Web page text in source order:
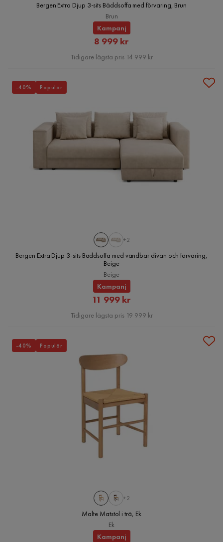
Bergen Extra Djup 3-sits Bäddsoffa med förvaring, Brun
Brun
Kampanj
Rabatterat
Pris
8 999 kr
Tidigare lägsta pris 14 999 kr
+2
Bergen Extra Djup 3-sits Bäddsoffa med vändbar divan och förvaring,
Beige
Beige
Kampanj
Rabatterat
Pris
11 999 kr
Tidigare lägsta pris 19 999 kr
-40% Populär
+2
Malte Matstol i trä, Ek
Ek
Kampanj
-40% Populär